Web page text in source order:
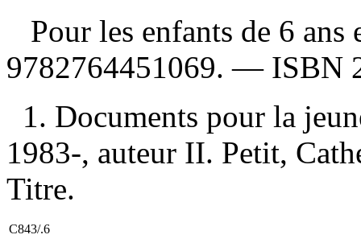
Pour les enfants de 6
9782764451069. — ISBN
1. Documents pour la
1983-, auteur II. Petit,
Titre.
C843/.6